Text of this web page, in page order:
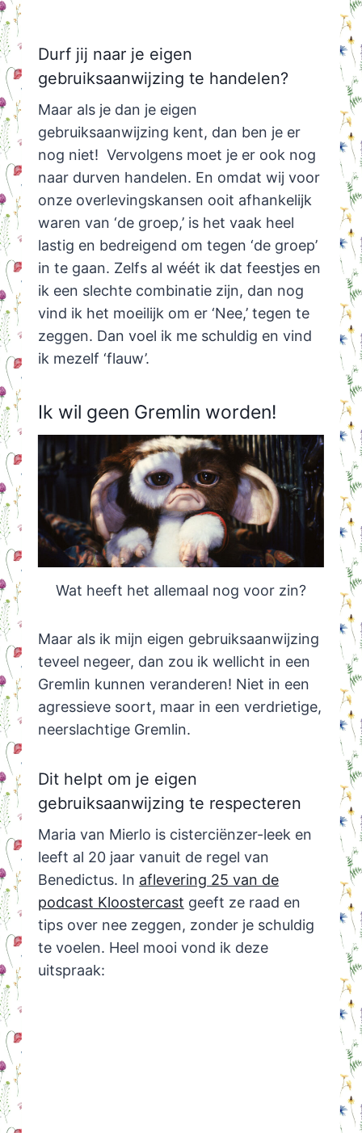
Durf jij naar je eigen
gebruiksaanwijzing te handelen?
Maar als je dan je eigen
gebruiksaanwijzing kent, dan ben je er
nog niet! Vervolgens moet je er ook nog
naar durven handelen. En omdat wij voor
onze overlevingskansen ooit afhankelijk
waren van ‘de groep,’ is het vaak heel
lastig en bedreigend om tegen ‘de groep’
in te gaan. Zelfs al wéét ik dat feestjes en
ik een slechte combinatie zijn, dan nog
vind ik het moeilijk om er ‘Nee,’ tegen te
zeggen. Dan voel ik me schuldig en vind
ik mezelf ‘flauw’.
Ik wil geen Gremlin worden!
Wat heeft het allemaal nog voor zin?
Maar als ik mijn eigen gebruiksaanwijzing
teveel negeer, dan zou ik wellicht in een
Gremlin kunnen veranderen! Niet in een
agressieve soort, maar in een verdrietige,
neerslachtige Gremlin.
Dit helpt om je eigen
gebruiksaanwijzing te respecteren
Maria van Mierlo is cisterciënzer-leek en
leeft al 20 jaar vanuit de regel van
Benedictus. In aflevering 25 van de
podcast Kloostercast geeft ze raad en
tips over nee zeggen, zonder je schuldig
te voelen. Heel mooi vond ik deze
uitspraak: